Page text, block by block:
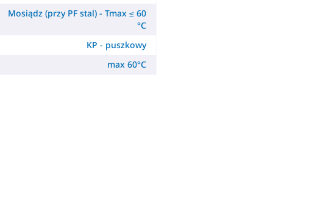
Mosiądz (przy PF stal) - Tmax ≤ 60
°C
KP - puszkowy
max 60°C